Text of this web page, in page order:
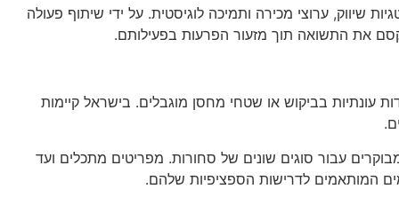
שיווק, ערוצי מכירה ותמיכה לוגיסטית. על ידי שיתוף פעולה
את התשואה תוך מזעור הפרעות בפעילותם.
עונתיות בביקוש או שטחי מחסן מוגבלים. בישראל קיימות
עבור סוגים שונים של סחורות. מפריטים מתכלים ועד
המותאמים לדרישות הספציפיות שלהם.